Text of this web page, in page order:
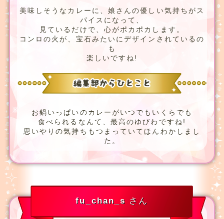
美味しそうなカレーに、娘さんの優しい気持ちがス
パイスになって、
見ているだけで、心がポカポカします。
コンロの火が、宝石みたいにデザインされているの
も
楽しいですね!
お鍋いっぱいのカレーがいつでもいくらでも
食べられるなんて、最高のゆびわですね!
思いやりの気持ちもつまっていてほんわかしまし
た。
fu_chan_s さん